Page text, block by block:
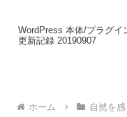
WordPress 本体/プラグイ
更新記録 20190907
ホーム 自然を